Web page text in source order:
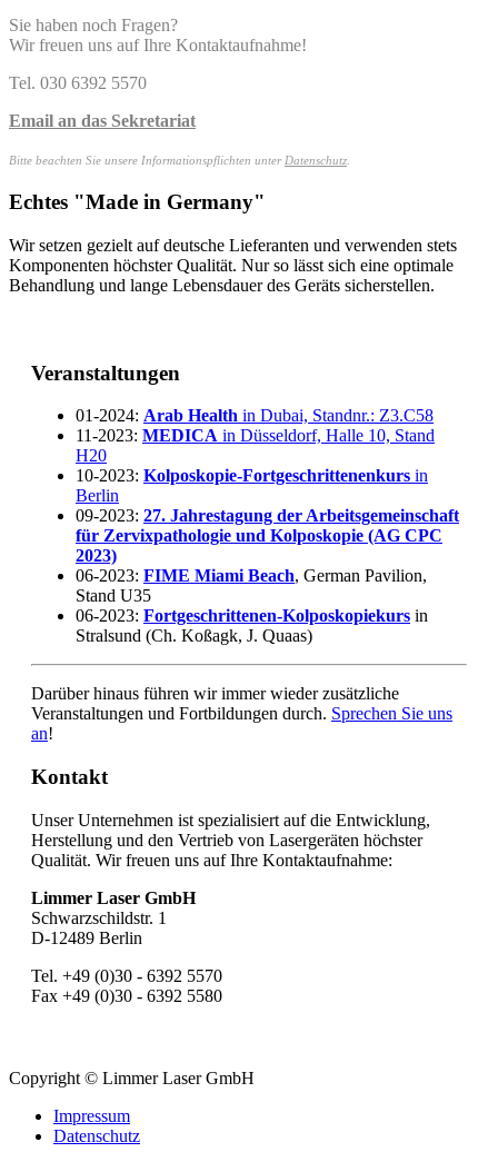
Sie haben noch Fragen?
Wir freuen uns auf Ihre Kontaktaufnahme!
Tel. 030 6392 5570
Email an das Sekretariat
Bitte beachten Sie unsere Informationspflichten unterDatenschutz.
Echtes "Made in Germany"
Wir setzen gezielt auf deutsche Lieferanten und verwenden stets
Komponenten höchster Qualität. Nur so lässt sich eine optimale
Behandlung und lange Lebensdauer des Geräts sicherstellen.
Veranstaltungen
01-2024: Arab Health in Dubai, Standnr.: Z3.C58
11-2023: MEDICA in Düsseldorf, Halle 10, Stand
H20
10-2023: Kolposkopie-Fortgeschrittenenkurs in
Berlin
09-2023: 27. Jahrestagung der Arbeitsgemeinschaft
für Zervixpathologie und Kolposkopie (AG CPC
2023)
06-2023: FIME Miami Beach, German Pavilion,
Stand U35
06-2023: Fortgeschrittenen-Kolposkopiekurs in
Stralsund (Ch. Koßagk, J. Quaas)
Darüber hinaus führen wir immer wieder zusätzliche
Veranstaltungen und Fortbildungen durch. Sprechen Sie uns
an!
Kontakt
Unser Unternehmen ist spezialisiert auf die Entwicklung,
Herstellung und den Vertrieb von Lasergeräten höchster
Qualität. Wir freuen uns auf Ihre Kontaktaufnahme:
Limmer Laser GmbH
Schwarzschildstr. 1
D-12489 Berlin
Tel. +49 (0)30 - 6392 5570
Fax +49 (0)30 - 6392 5580
Copyright © Limmer Laser GmbH
Impressum
Datenschutz